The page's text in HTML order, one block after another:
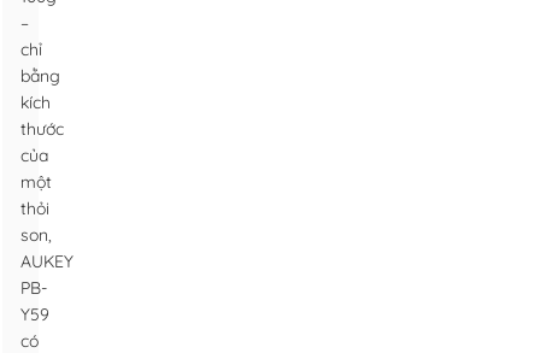
–
chỉ
bằng
kích
thước
của
một
thỏi
son,
AUKEY
PB-
Y59
có